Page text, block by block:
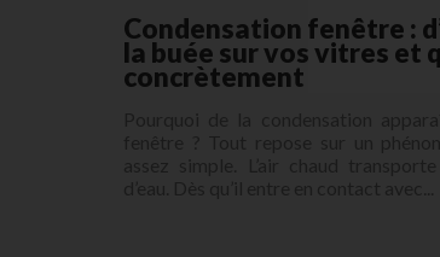
Condensation fenêtre :
la buée sur vos vitres et
concrètement